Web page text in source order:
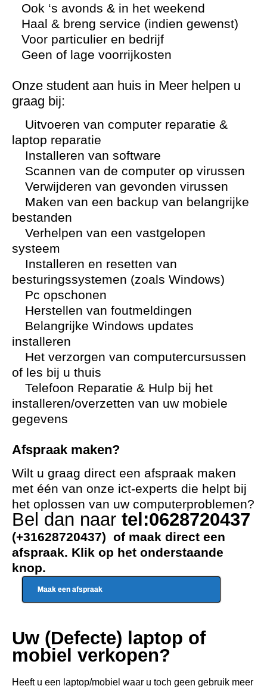
Ook ‘s avonds & in het weekend
Haal & breng service (indien gewenst)
Voor particulier en bedrijf
Geen of lage voorrijkosten
Onze student aan huis in Meer helpen u
graag bij:
Uitvoeren van computer reparatie &
laptop reparatie
Installeren van software
Scannen van de computer op virussen
Verwijderen van gevonden virussen
Maken van een backup van belangrijke
bestanden
Verhelpen van een vastgelopen
systeem
Installeren en resetten van
besturingssystemen (zoals Windows)
Pc opschonen
Herstellen van foutmeldingen
Belangrijke Windows updates
installeren
Het verzorgen van computercursussen
of les bij u thuis
Telefoon Reparatie & Hulp bij het
installeren/overzetten van uw mobiele
gegevens
Afspraak maken?
Wilt u graag direct een afspraak maken
met één van onze ict-experts die helpt bij
het oplossen van uw computerproblemen?
Bel dan naar tel:0628720437
(+31628720437) of maak direct een
afspraak. Klik op het onderstaande
knop.
Maak een afspraak
Uw (Defecte) laptop of
mobiel verkopen?
Heeft u een laptop/mobiel waar u toch geen gebruik meer